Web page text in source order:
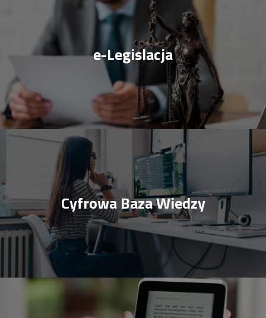
e-Legislacja
Cyfrowa Baza Wiedzy